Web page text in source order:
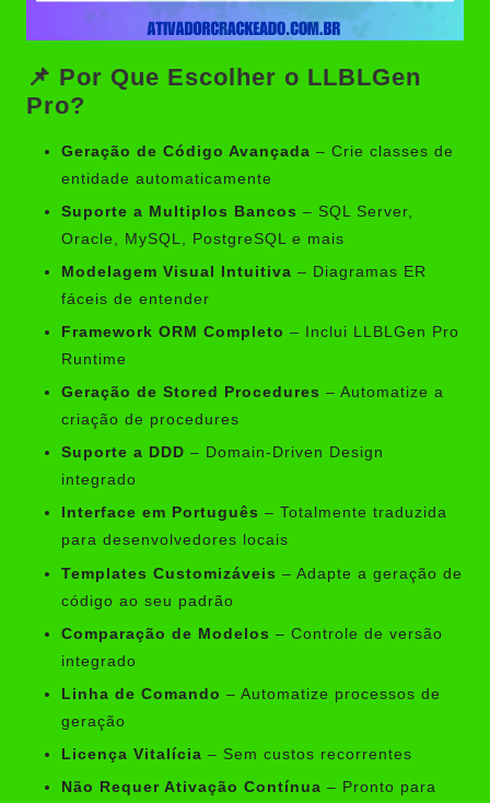
📌 Por Que Escolher o LLBLGen
Pro?
Geração de Código Avançada – Crie classes de
entidade automaticamente
Suporte a Multiplos Bancos – SQL Server,
Oracle, MySQL, PostgreSQL e mais
Modelagem Visual Intuitiva – Diagramas ER
fáceis de entender
Framework ORM Completo – Inclui LLBLGen Pro
Runtime
Geração de Stored Procedures – Automatize a
criação de procedures
Suporte a DDD – Domain-Driven Design
integrado
Interface em Português – Totalmente traduzida
para desenvolvedores locais
Templates Customizáveis – Adapte a geração de
código ao seu padrão
Comparação de Modelos – Controle de versão
integrado
Linha de Comando – Automatize processos de
geração
Licença Vitalícia – Sem custos recorrentes
Não Requer Ativação Contínua – Pronto para